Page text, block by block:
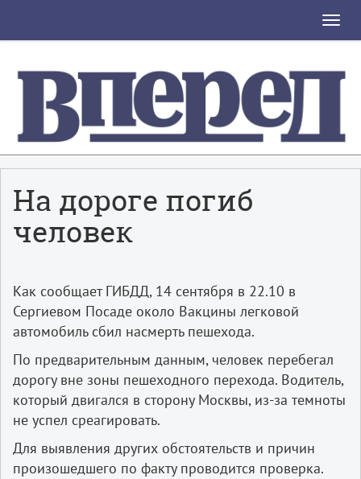
Toggle
На дороге погиб
человек
Как сообщает ГИБДД, 14 сентября в 22.10 в
Сергиевом Посаде около Вакцины легковой
автомобиль сбил насмерть пешехода.
По предварительным данным, человек перебегал
дорогу вне зоны пешеходного перехода. Водитель,
который двигался в сторону Москвы, из-за темноты
не успел среагировать.
Для выявления других обстоятельств и причин
произошедшего по факту проводится проверка.